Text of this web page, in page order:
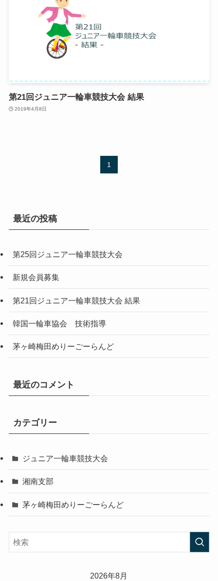
第21回ジュニア一輪車競技大会 結果
2019年4月8日
1
最近の投稿
第25回ジュニア一輪車競技大会
新規会員募集
第21回ジュニア一輪車競技大会 結果
韓国一輪車協会 技術指導
茅ヶ崎梅田めりーごーらんど
最近のコメント
カテゴリー
ジュニア一輪車競技大会
湘南支部
茅ヶ崎梅田めりーごーらんど
2026年8月